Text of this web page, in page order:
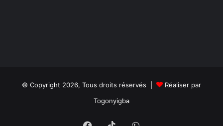
© Copyright 2026, Tous droits réservés |
Réaliser par
Togonyigba